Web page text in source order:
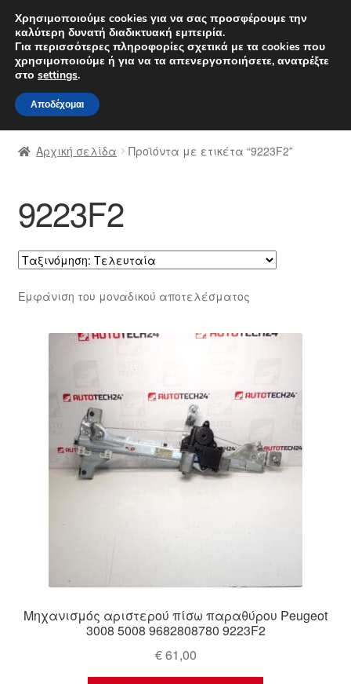
ΑΠΟΣΤΟΛΗ από 7 EUR
Δευτέρα-Παρ. 9 π.μ. - 4 μ.μ.
Απευθείας
μετάβαση
στην
πλοήγηση
Μετάβαση
σε
περιεχόμενο
Αρχική
Διαδικασία Παραπόνων
Επικοινωνία
Καροτσάκι
Μεταφορά
Ο λογαριασμός μου
Οροι και Προϋποθέσεις
Παγκόσμια αποστολή
Πολιτική Απορρήτου
Σχετικά με εμάς
Αρχική σελίδα Προϊόντα με ετικέτα “9223F2”
9223F2
Εμφάνιση του μοναδικού αποτελέσματος
Μηχανισμός αριστερού πίσω παραθύρου Peugeot
3008 5008 9682808780 9223F2
€61,00
Χρησιμοποιούμε cookies για να σας προσφέρουμε την
καλύτερη δυνατή διαδικτυακή εμπειρία.
Για περισσότερες πληροφορίες σχετικά με τα cookies που
χρησιμοποιούμε ή για να τα απενεργοποιήσετε, ανατρέξτε
στο settings.
Αποδέχομαι